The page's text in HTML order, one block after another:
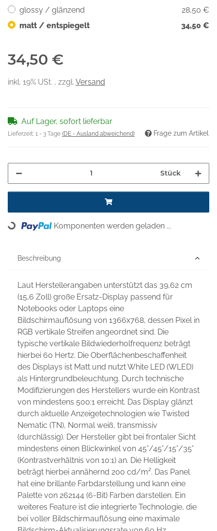
glossy / glänzend
28,50 €
matt / entspiegelt
34,50 €
34,50 €
inkl. 19% USt. , zzgl. Versand
Auf Lager, sofort lieferbar
Lieferzeit: 1 - 3 Tage (DE - Ausland abweichend) Frage zum Artikel
Stück
Loading... Komponenten werden geladen ...
Beschreibung
Laut Herstellerangaben unterstützt das 39,62 cm
(15,6 Zoll) große Ersatz-Display passend für
Notebooks oder Laptops eine
Bildschirmauflösung von 1366x768, dessen Pixel in
RGB vertikale Streifen angeordnet sind. Die
typische vertikale Bildwiederholfrequenz beträgt
hierbei 60 Hertz. Die Oberflächenbeschaffenheit
des Displays ist Matt und nutzt White LED (WLED)
als Hintergrundbeleuchtung. Durch technische
Modifizierungen des Herstellers wurde ein Kontrast
von mindestens 500:1 erreicht. Das Display glänzt
durch aktuelle Anzeigetechnologien wie Twisted
Nematic (TN), Normal weiß, transmissiv
(durchlässig). Der Hersteller gibt bei frontaler Sicht
mindestens einen Blickwinkel von 45°/45°/15°/35°
(Kontrastverhältnis von 10:1) an. Die Helligkeit
beträgt hierbei annähernd 200 cd/m². Das Panel
hat eine brillante Farbdarstellung und kann eine
Palette von 262144 (6-Bit) Farben darstellen. Ein
weiteres Feature ist die integrierte Technologie, die
bei voller Bildschirmauflösung eine maximale